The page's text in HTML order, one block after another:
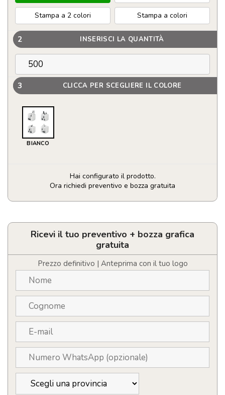
Stampa a 2 colori Stampa a colori
2 INSERISCI LA QUANTITÀ
3 CLICCA PER SCEGLIERE IL COLORE
BIANCO
Hai configurato il prodotto.
Ora richiedi preventivo e bozza gratuita
MUV
2-
Ricevi il tuo preventivo + bozza grafica
gratuita
Prezzo definitivo | Anteprima con il tuo logo